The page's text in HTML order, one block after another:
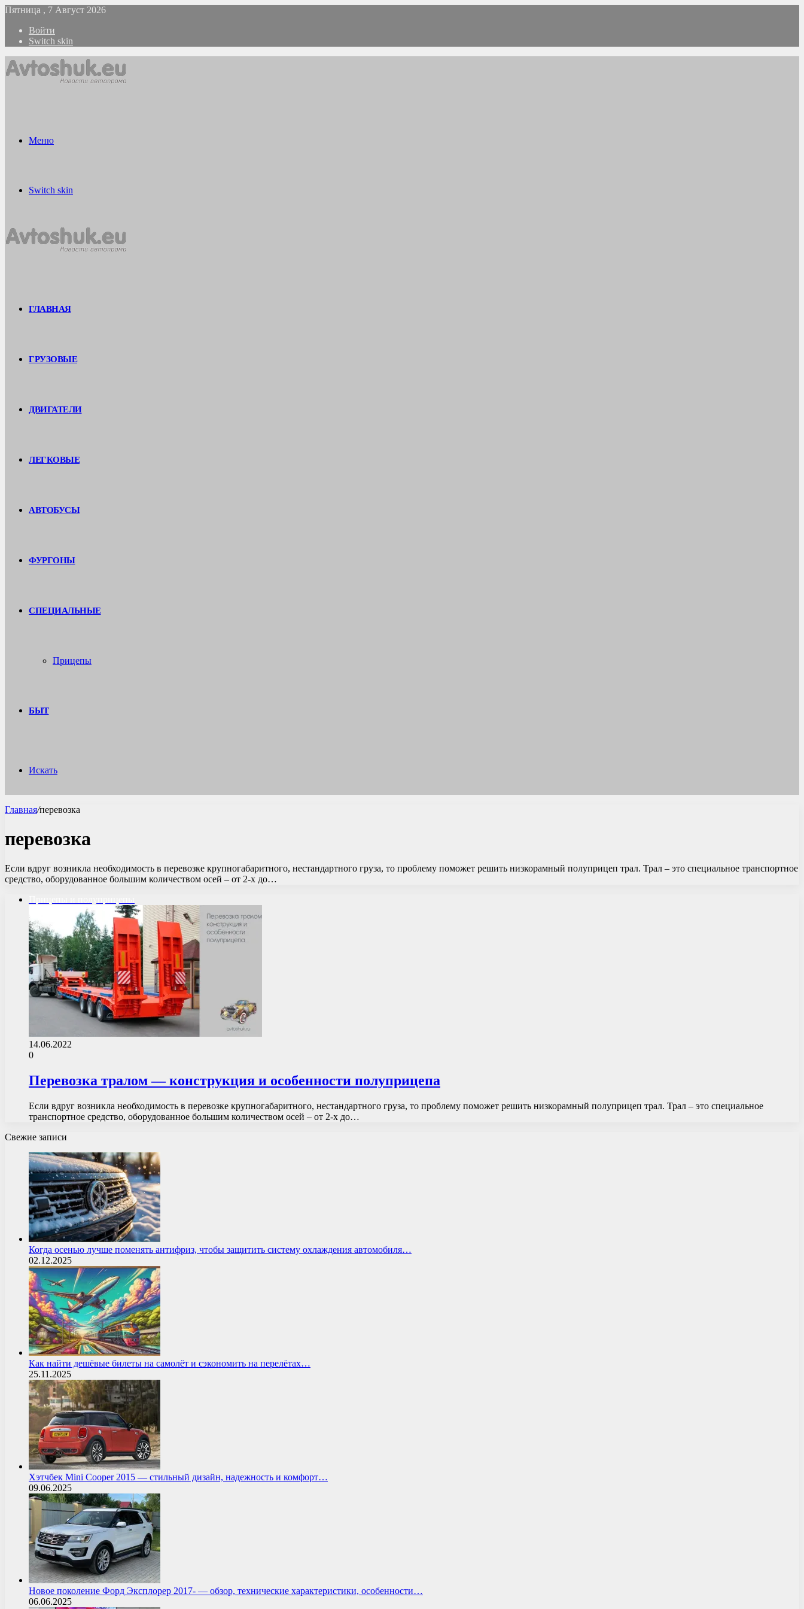
Пятница , 7 Август 2026
Войти
Switch skin
Меню
Switch skin
ГЛАВНАЯ
ГРУЗОВЫЕ
ДВИГАТЕЛИ
ЛЕГКОВЫЕ
АВТОБУСЫ
ФУРГОНЫ
СПЕЦИАЛЬНЫЕ
Прицепы
БЫТ
Искать
Главная/перевозка
перевозка
Если вдруг возникла необходимость в перевозке крупногабаритного, нестандартного груза, то проблему поможет решить низкорамный полуприцеп трал. Трал – это специальное транспортное
средство, оборудованное большим количеством осей – от 2-х до…
14.06.2022
0
Перевозка тралом — конструкция и особенности полуприцепа
Если вдруг возникла необходимость в перевозке крупногабаритного, нестандартного груза, то проблему поможет решить низкорамный полуприцеп трал. Трал – это специальное
транспортное средство, оборудованное большим количеством осей – от 2-х до…
Свежие записи
Когда осенью лучше поменять антифриз, чтобы защитить систему охлаждения автомобиля…
02.12.2025
Как найти дешёвые билеты на самолёт и сэкономить на перелётах…
25.11.2025
Хэтчбек Mini Cooper 2015 — стильный дизайн, надежность и комфорт…
09.06.2025
Новое поколение Форд Эксплорер 2017- — обзор, технические характеристики, особенности…
06.06.2025